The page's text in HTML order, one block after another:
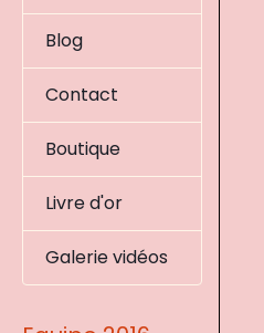
Blog
Contact
Boutique
Livre d'or
Galerie vidéos